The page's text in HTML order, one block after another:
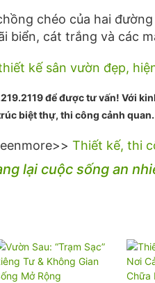
chéo của hai
biển, cát trắng và các
kế sân vườn đẹp,
để được tư vấn! Với
biệt thự, thi công cảnh quan.
Thiết kế, thi
lại cuộc sống an